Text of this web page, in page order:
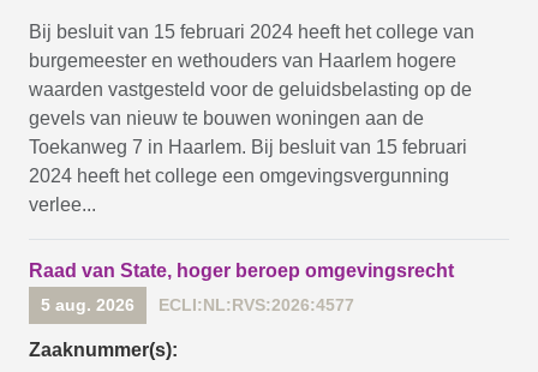
Bij besluit van 15 februari 2024 heeft het college van
burgemeester en wethouders van Haarlem hogere
waarden vastgesteld voor de geluidsbelasting op de
gevels van nieuw te bouwen woningen aan de
Toekanweg 7 in Haarlem. Bij besluit van 15 februari
2024 heeft het college een omgevingsvergunning
verlee...
Raad van State, hoger beroep omgevingsrecht
5 aug. 2026 ECLI:NL:RVS:2026:4577
Zaaknummer(s):